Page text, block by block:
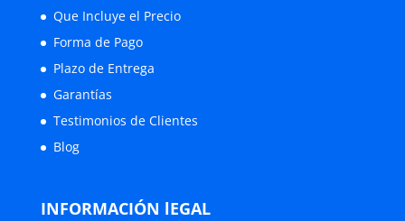
Que Incluye el Precio
Forma de Pago
Plazo de Entrega
Garantías
Testimonios de Clientes
Blog
INFORMACIÓN lEGAL